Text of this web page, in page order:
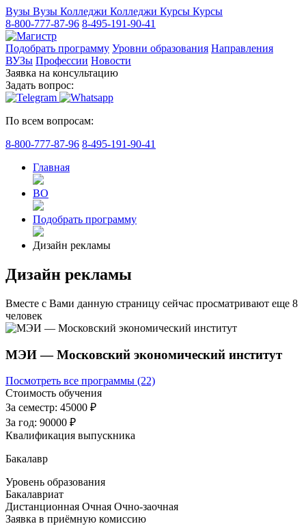
Вузы Вузы Колледжи Колледжи Курсы Курсы
8-800-777-87-96 8-495-191-90-41
Подобрать программу Уровни образования Направления
ВУЗы Профессии Новости
Заявка на консультацию
Задать вопрос:
По всем вопросам:
8-800-777-87-96 8-495-191-90-41
Главная
ВО
Подобрать программу
Дизайн рекламы
Дизайн рекламы
Вместе с Вами данную страницу сейчас просматривают еще 8
человек
МЭИ — Московский экономический институт
Посмотреть все программы (22)
Стоимость обучения
За семестр: 45000 ₽
За год: 90000 ₽
Квалификация выпускника
Бакалавр
Уровень образования
Бакалавриат
Дистанционная Очная Очно-заочная
Заявка в приёмную комиссию